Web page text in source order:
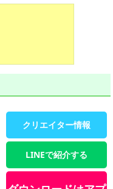
クリエイター情報
LINEで紹介する